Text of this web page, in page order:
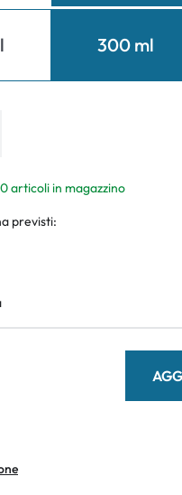
300 ml
articoli in magazzino
previsti: